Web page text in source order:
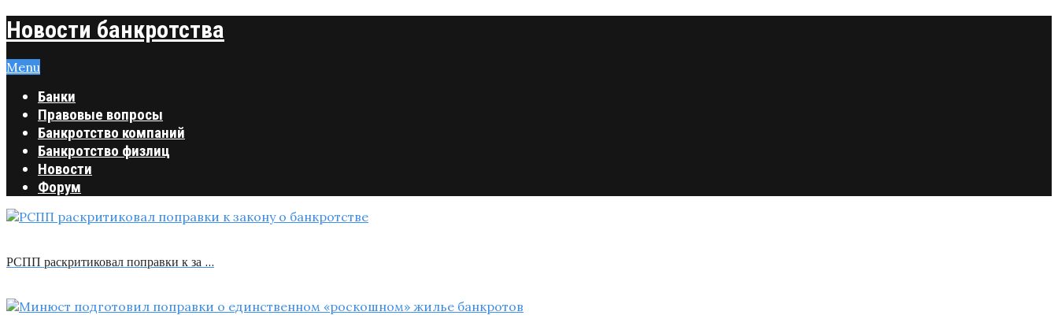
Новости банкротства
Menu
Банки
Правовые вопросы
Банкротство компаний
Банкротство физлиц
Новости
Форум
РСПП раскритиковал поправки к за …